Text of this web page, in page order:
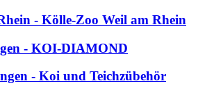
- Kölle-Zoo Weil am Rhein
- KOI-DIAMOND
- Koi und Teichzübehör